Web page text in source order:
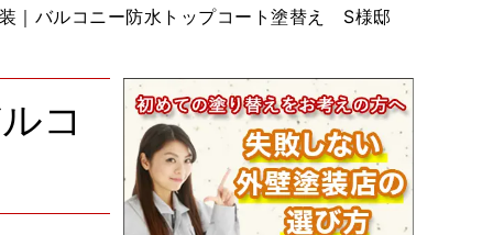
｜バルコニー防水トップコート塗替え S様邸
コ